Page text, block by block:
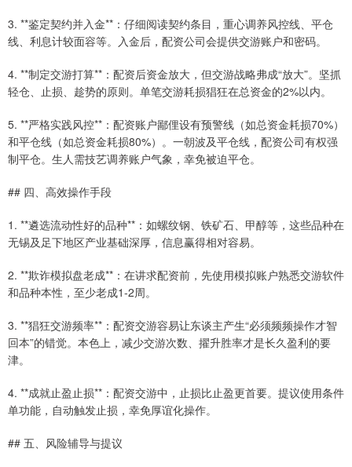
3. **鉴定契约并入金**：仔细阅读契约条目，重心调养风控线、平仓
线、利息计较面容等。入金后，配资公司会提供交游账户和密码。
4. **制定交游打算**：配资后资金放大，但交游战略弗成“放大”。坚抓
轻仓、止损、趁势的原则。单笔交游耗损猖狂在总资金的2%以内。
5. **严格实践风控**：配资账户鄙俚设有预警线（如总资金耗损70%）
和平仓线（如总资金耗损80%）。一朝波及平仓线，配资公司有权强
制平仓。生人需技艺调养账户气象，幸免被迫平仓。
## 四、高效操作手段
1. **遴选流动性好的品种**：如螺纹钢、铁矿石、甲醇等，这些品种在
无锡及足下地区产业基础深厚，信息赢得相对容易。
2. **欺诈模拟盘老成**：在讲求配资前，先使用模拟账户熟悉交游软件
和品种本性，至少老成1-2周。
3. **猖狂交游频率**：配资交游容易让东谈主产生“必须频频操作才智
回本”的错觉。本色上，减少交游次数、擢升胜率才是长久盈利的要
津。
4. **成就止盈止损**：配资交游中，止损比止盈更首要。提议使用条件
单功能，自动触发止损，幸免厚谊化操作。
## 五、风险辅导与提议